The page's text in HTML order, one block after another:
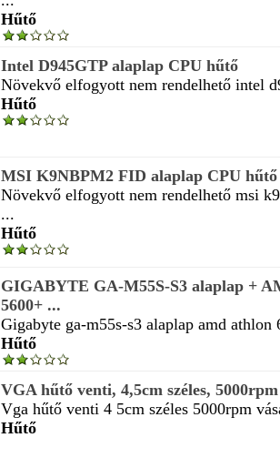
Hűtő
Intel D945GTP alaplap CPU hűtő
Növekvő elfogyott nem rendelhető intel
Hűtő
MSI K9NBPM2 FID alaplap CPU hűtő
Növekvő elfogyott nem rendelhető msi
...
Hűtő
GIGABYTE GA-M55S-S3 alaplap +
5600+ ...
Gigabyte ga-m55s-s3 alaplap amd
Hűtő
VGA hűtő venti, 4,5cm széles,
Vga hűtő venti 4 5cm széles 5000rpm
Hűtő